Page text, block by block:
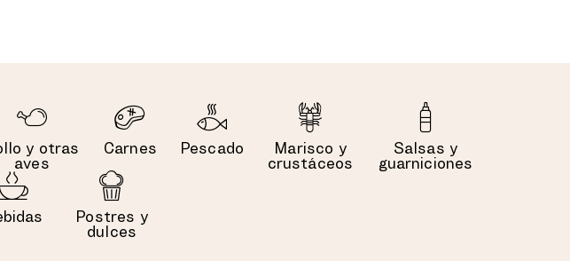
y otras
aves
Carnes Pescado
Marisco y
crustáceos
Salsas y
guarniciones
Postres y
dulces